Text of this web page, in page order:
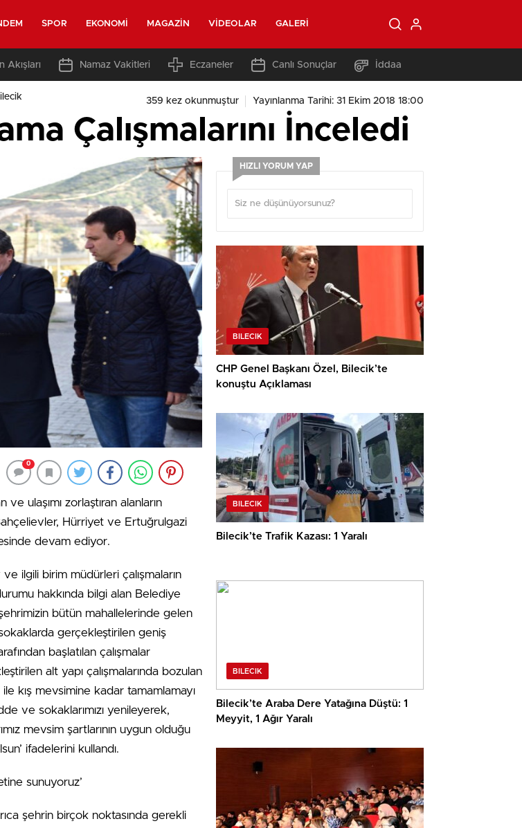
SPOR EKONOMI MAGAZIN VIDEOLAR GALERI
Akışları Namaz Vakitleri Eczaneler Canlı Sonuçlar İddaa
359 kez okunmuştur Yayınlanma Tarihi: 31 Ekim 2018 18:00
Çalışmalarını İnceledi
0
ulaşımı zorlaştıran alanların
Hürriyet ve Ertuğrulgazi
devam ediyor.
ilgili birim müdürleri çalışmaların
hakkında bilgi alan Belediye
bütün mahallelerinde gelen
gerçekleştirilen geniş
başlatılan çalışmalar
alt yapı çalışmalarında bozulan
kış mevsimine kadar tamamlamayı
ve sokaklarımızı yenileyerek,
mevsim şartlarının uygun olduğu
ifadelerini kullandı.
sunuyoruz’
şehrin birçok noktasında gerekli
HIZLI YORUM YAP
BILECIK
CHP Genel Başkanı Özel, Bilecik’te
konuştu Açıklaması
BILECIK
Bilecik’te Trafik Kazası: 1 Yaralı
BILECIK
Bilecik’te Araba Dere Yatağına Düştü: 1
Meyyit, 1 Ağır Yaralı